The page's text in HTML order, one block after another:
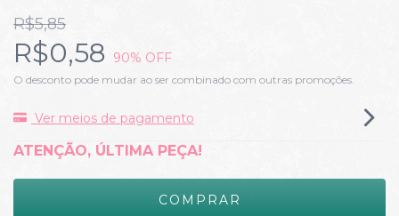
R$5,85
R$0,58 90% OFF
O desconto pode mudar ao ser combinado com outras promoções.
Ver meios de pagamento
ATENÇÃO, ÚLTIMA PEÇA!